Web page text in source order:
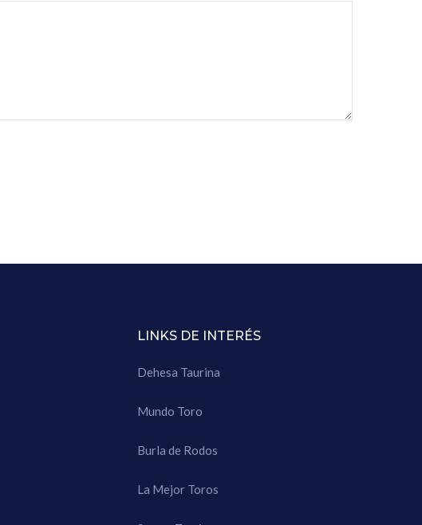
LINKS DE INTERÉS
Dehesa Taurina
Mundo Toro
Burla de Rodos
La Mejor Toros